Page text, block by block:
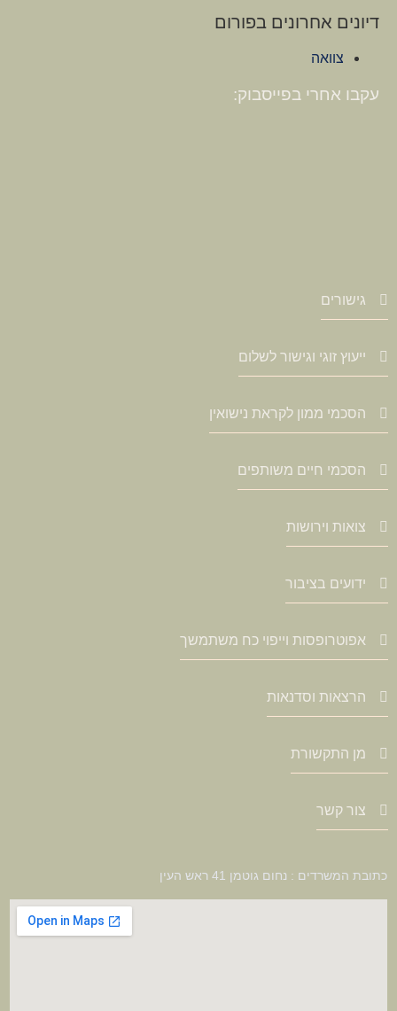
דיונים אחרונים בפורום
צוואה
עקבו אחרי בפייסבוק:
גישורים
ייעוץ זוגי וגישור לשלום
הסכמי ממון לקראת נישואין
הסכמי חיים משותפים
צואות וירושות
ידועים בציבור
אפוטרופסות וייפוי כח משתמשך
הרצאות וסדנאות
מן התקשורת
צור קשר
כתובת המשרדים : נחום גוטמן 41 ראש העין